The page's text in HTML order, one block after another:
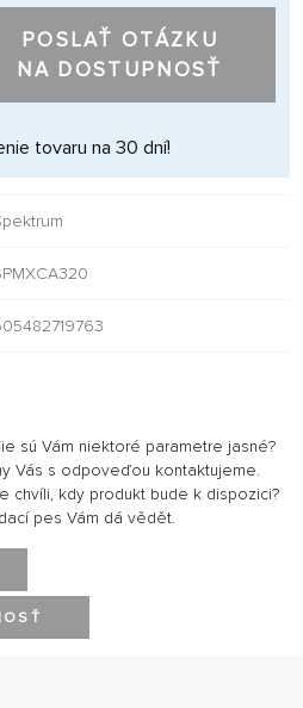
POSLAŤ OTÁZKU
NA DOSTUPNOSŤ
tovaru na 30 dní!
sú Vám niektoré parametre jasné?
Vás s odpoveďou kontaktujeme.
chvíli, kdy produkt bude k dispozici?
pes Vám dá vědět.